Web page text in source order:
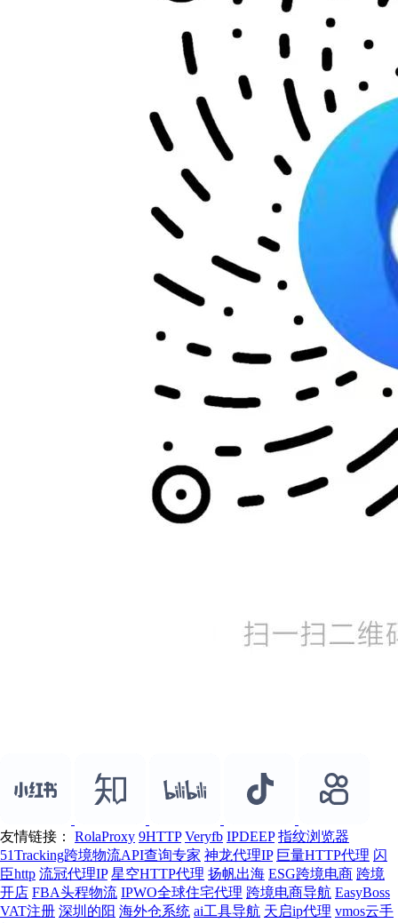
友情链接： RolaProxy 9HTTP Veryfb IPDEEP 指纹浏览器
51Tracking跨境物流API查询专家 神龙代理IP 巨量HTTP代理 闪
臣http 流冠代理IP 星空HTTP代理 扬帆出海 ESG跨境电商 跨境
开店 FBA头程物流 IPWO全球住宅代理 跨境电商导航 EasyBoss
VAT注册 深圳的阳 海外仓系统 ai工具导航 天启ip代理 vmos云手